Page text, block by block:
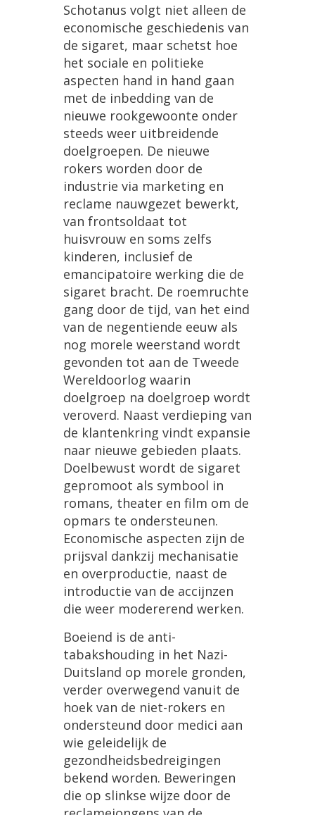
Schotanus volgt niet alleen de
economische geschiedenis van
de sigaret, maar schetst hoe
het sociale en politieke
aspecten hand in hand gaan
met de inbedding van de
nieuwe rookgewoonte onder
steeds weer uitbreidende
doelgroepen. De nieuwe
rokers worden door de
industrie via marketing en
reclame nauwgezet bewerkt,
van frontsoldaat tot
huisvrouw en soms zelfs
kinderen, inclusief de
emancipatoire werking die de
sigaret bracht. De roemruchte
gang door de tijd, van het eind
van de negentiende eeuw als
nog morele weerstand wordt
gevonden tot aan de Tweede
Wereldoorlog waarin
doelgroep na doelgroep wordt
veroverd. Naast verdieping van
de klantenkring vindt expansie
naar nieuwe gebieden plaats.
Doelbewust wordt de sigaret
gepromoot als symbool in
romans, theater en film om de
opmars te ondersteunen.
Economische aspecten zijn de
prijsval dankzij mechanisatie
en overproductie, naast de
introductie van de accijnzen
die weer modererend werken.
Boeiend is de anti-
tabakshouding in het Nazi-
Duitsland op morele gronden,
verder overwegend vanuit de
hoek van de niet-rokers en
ondersteund door medici aan
wie geleidelijk de
gezondheidsbedreigingen
bekend worden. Beweringen
die op slinkse wijze door de